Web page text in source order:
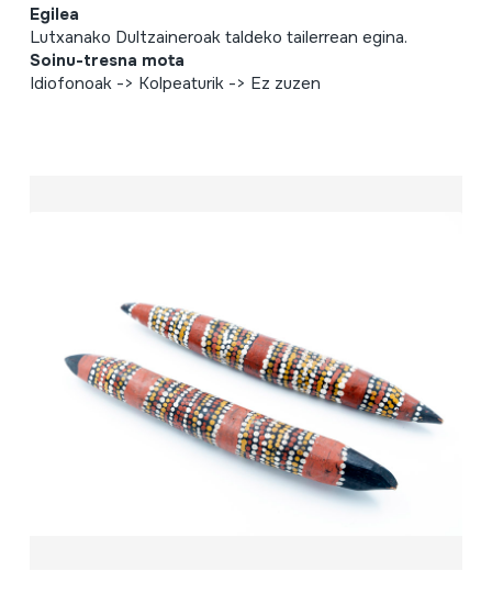
Egilea
Lutxanako Dultzaineroak taldeko tailerrean egina.
Soinu-tresna mota
Idiofonoak -> Kolpeaturik -> Ez zuzen